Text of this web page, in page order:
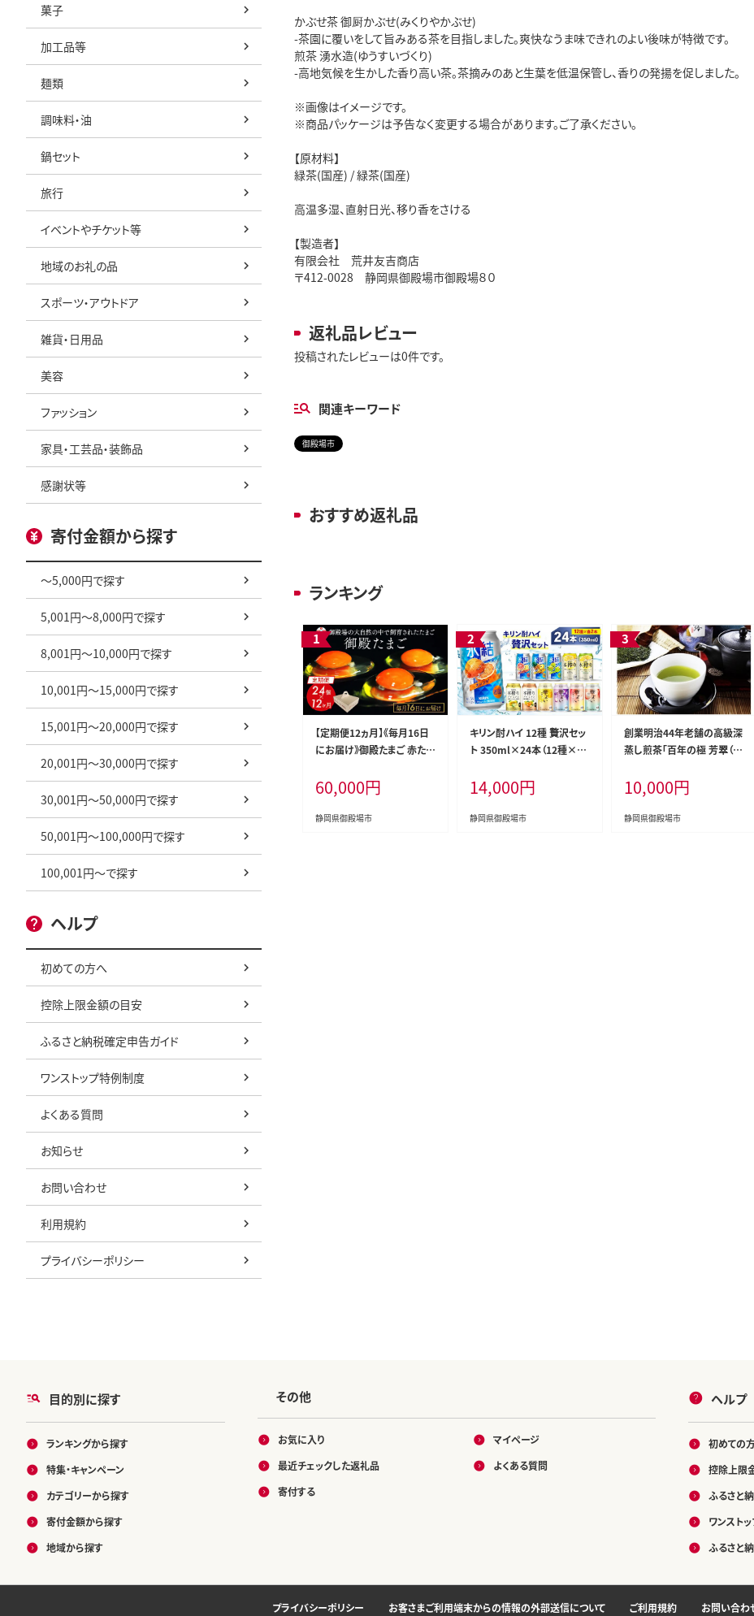
菓子
加工品等
麺類
調味料・油
鍋セット
旅行
イベントやチケット等
地域のお礼の品
スポーツ・アウトドア
雑貨・日用品
美容
ファッション
家具・工芸品・装飾品
感謝状等
寄付金額から探す
～5,000円で探す
5,001円～8,000円で探す
8,001円～10,000円で探す
10,001円～15,000円で探す
15,001円～20,000円で探す
20,001円～30,000円で探す
30,001円～50,000円で探す
50,001円～100,000円で探す
100,001円～で探す
ヘルプ
初めての方へ
控除上限金額の目安
ふるさと納税確定申告ガイド
ワンストップ特例制度
よくある質問
お知らせ
お問い合わせ
利用規約
プライバシーポリシー
かぶせ茶 御厨かぶせ(みくりやかぶせ)
-茶園に覆いをして旨みある茶を目指しました。爽快なうま味できれのよい後味が特徴です。
煎茶 湧水造(ゆうすいづくり)
-高地気候を生かした香り高い茶。茶摘みのあと生葉を低温保管し、香りの発揚を促しました。
※画像はイメージです。
※商品パッケージは予告なく変更する場合があります。ご了承ください。
【原材料】
緑茶(国産) / 緑茶(国産)
高温多湿、直射日光、移り香をさける
【製造者】
有限会社 荒井友吉商店
〒412-0028 静岡県御殿場市御殿場８０
返礼品レビュー
投稿されたレビューは0件です。
関連キーワード
御殿場市
おすすめ返礼品
ランキング
【定期便12ヵ月】《毎月16日
にお届け》御殿たまご 赤たま
｜ 卵 タマゴ 玉子 たまごか
けご飯 生卵 鶏卵 卵焼き 国
産 御殿場産 ※北海道・沖
60,000円
静岡県御殿場市
キリン酎ハイ 12種 贅沢セッ
ト 350ml×24本（12種×2
ミアム 華よい オレンジ レモ
ン グレープフルーツ 白桃 ぶ
どう お酒 酒 アルコール チ
14,000円
静岡県御殿場市
創業明治44年老舗の高級深
蒸し煎茶「百年の極 芳翠（ほ
奨品》９０ｇ×２本
10,000円
静岡県御殿場市
目的別に探す
ランキングから探す
特集・キャンペーン
カテゴリーから探す
寄付金額から探す
地域から探す
その他
お気に入り
最近チェックした返礼品
寄付する
マイページ
よくある質問
ヘルプ
初めての
控除上限
ふるさと
ワンスト
ふるさと納
プライバシーポリシー お客さまご利用端末からの情報の外部送信について ご利用規約 お問い合わ